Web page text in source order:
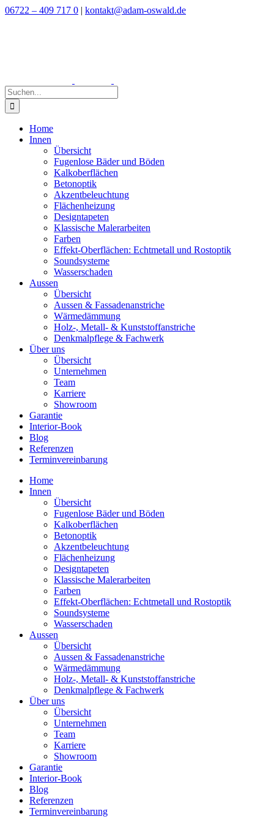
Zum
06722 – 409 717 0 | kontakt@adam-oswald.de
Suche
nach:
Home
Innen
Übersicht
Fugenlose Bäder und Böden
Kalkoberflächen
Betonoptik
Akzentbeleuchtung
Flächenheizung
Designtapeten
Klassische Malerarbeiten
Farben
Effekt-Oberflächen: Echtmetall und Rostoptik
Soundsysteme
Wasserschaden
Aussen
Übersicht
Aussen & Fassadenanstriche
Wärmedämmung
Holz-, Metall- & Kunststoffanstriche
Denkmalpflege & Fachwerk
Über uns
Übersicht
Unternehmen
Team
Karriere
Showroom
Garantie
Interior-Book
Blog
Referenzen
Terminvereinbarung
Home
Innen
Übersicht
Fugenlose Bäder und Böden
Kalkoberflächen
Betonoptik
Akzentbeleuchtung
Flächenheizung
Designtapeten
Klassische Malerarbeiten
Farben
Effekt-Oberflächen: Echtmetall und Rostoptik
Soundsysteme
Wasserschaden
Aussen
Übersicht
Aussen & Fassadenanstriche
Wärmedämmung
Holz-, Metall- & Kunststoffanstriche
Denkmalpflege & Fachwerk
Über uns
Übersicht
Unternehmen
Team
Karriere
Showroom
Garantie
Interior-Book
Blog
Referenzen
Terminvereinbarung